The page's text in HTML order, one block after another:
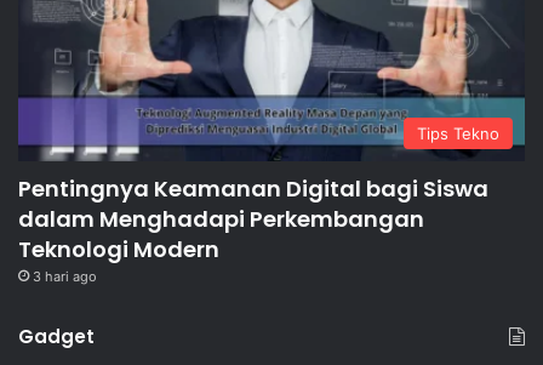
Tips Tekno
Pentingnya Keamanan Digital bagi Siswa
dalam Menghadapi Perkembangan
Teknologi Modern
3 hari ago
Gadget